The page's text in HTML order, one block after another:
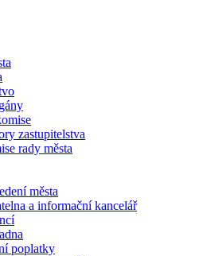
zastupitelstva
rady města
města
a informační kancelář
poplatky